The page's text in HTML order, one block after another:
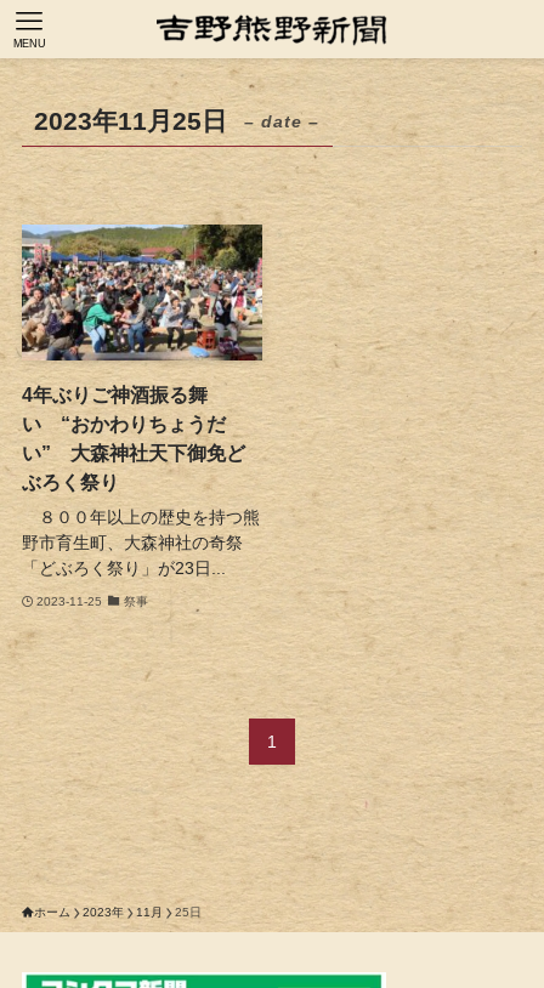
MENU
2023年11月25日 – date –
4年ぶりご神酒振る舞
い “おかわりちょうだ
い” 大森神社天下御免ど
ぶろく祭り
８００年以上の歴史を持つ熊
野市育生町、大森神社の奇祭
「どぶろく祭り」が23日...
2023-11-25 祭事
1
ホーム 2023年 11月 25日